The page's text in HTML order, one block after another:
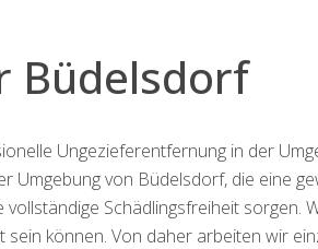
Büdelsdorf
Ungezieferentfernung in der
von Büdelsdorf, die eine
Schädlingsfreiheit sorgen.
können. Von daher arbeiten wir